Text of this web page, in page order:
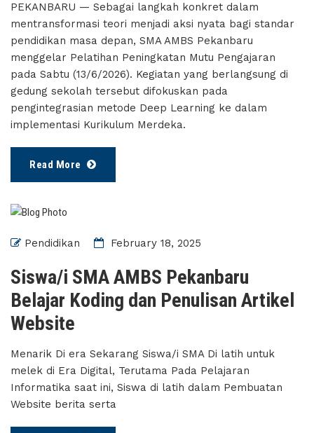
PEKANBARU — Sebagai langkah konkret dalam
mentransformasi teori menjadi aksi nyata bagi standar
pendidikan masa depan, SMA AMBS Pekanbaru
menggelar Pelatihan Peningkatan Mutu Pengajaran
pada Sabtu (13/6/2026). Kegiatan yang berlangsung di
gedung sekolah tersebut difokuskan pada
pengintegrasian metode Deep Learning ke dalam
implementasi Kurikulum Merdeka.
Read More
Pendidikan February 18, 2025
Siswa/i SMA AMBS Pekanbaru
Belajar Koding dan Penulisan Artikel
Website
Menarik Di era Sekarang Siswa/i SMA Di latih untuk
melek di Era Digital, Terutama Pada Pelajaran
Informatika saat ini, Siswa di latih dalam Pembuatan
Website berita serta